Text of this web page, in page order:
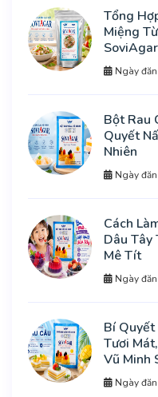
Tổng
Miệng
SoviAgar
Ngày
Bột Rau
Quyết
Nhiên
Ngày
Cách
Dâu Tây
Mê Tít
Ngày
Bí Quyết
Tươi
Vũ Minh
Ngày